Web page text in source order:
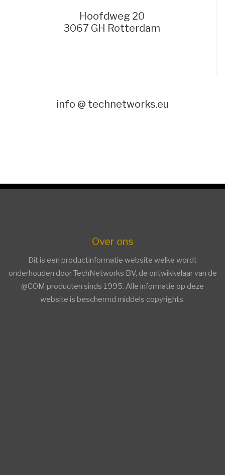
Hoofdweg 20
3067 GH Rotterdam
info @ technetworks.eu
Over ons
Dit is een productinformatie website welke wordt
onderhouden door TechNetworks BV, de ontwikkelaar van de
@COM producten sinds 1995. Alle informatie op deze
website is beschermd middels copyrights.